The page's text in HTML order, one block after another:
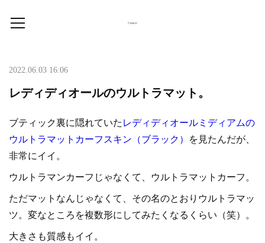
2022.06.03 16:06
レディディオールのウルトラマット。
ブティック裏に隠れていたレディディオールミディアムの
ウルトラマットカーフスキン（ブラック） を見たんだが、
非常にイイ。
ウルトラマンカーフじゃなくて、ウルトラマットカーフ。
ただマットなんじゃなくて、その名のとおりウルトラマッ
ツ。変なところを複数形にしてみたくなるくらい（笑）。
大きさも質感もイイ。